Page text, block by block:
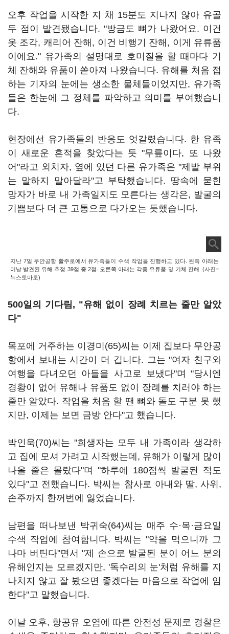
오후 작업을 시작한 지 채 15분도 지나지 않아 유골
두 점이 발견됐습니다. "방금도 뼈가 나왔어요. 이건
옷 조각, 캐리어 잔해, 이건 비행기 잔해, 이게 유류품
이에요." 유가족의 설명대로 호미질을 할 때마다 기
체 잔해와 유품이 쏟아져 나왔습니다. 유해를 처음 접
하는 기자의 눈에는 생소한 물체들이었지만, 유가족
들은 한눈에 그 정체를 파악하고 의미를 부여했습니
다.
현장에선 유가족들의 반응도 엇갈렸습니다. 한 유족
이 새로운 흔적을 찾았다는 듯 "무릎이다, 또 나왔
어"라고 외치자, 옆에 있던 다른 유가족은 "제발 부위
는 말하지 말아달라"고 부탁했습니다. 땅속에 묻힌
망자가 바로 내 가족일지도 모른다는 생각은, 발굴의
기쁨보다 더 큰 고통으로 다가오는 듯했습니다.
지난 7일 무안공항 활주로에서 유가족들이 수색 작업을 진행하고 있다. 왼쪽 아래는
이날 발견된 유해 추정 39점 중 2점. 오른쪽 아래는 각종 유류품 및 기체 잔해. (사진=
뉴스토마토)
500일의 기다림, "유해 없이 장례 치르는 줄만 알았
다"
목포에 거주하는 이경미(65)씨는 이제 집보다 무안공
항에서 보내는 시간이 더 깁니다. 그는 "여자 친구와
여행을 다녀오던 아들을 사고로 보냈다"며 "당시엔
경황이 없어 유해나 유품도 없이 장례를 치러야 하는
줄만 알았다. 작업을 처음 할 땐 뼈와 돌도 구분 못 했
지만, 이제는 보면 금방 안다"고 했습니다.
박인욱(70)씨는 "희생자는 모두 내 가족이라 생각하
고 집에 모셔 가려고 시작했는데, 유해가 이렇게 많이
나올 줄은 몰랐다"며 "하루에 180점씩 발굴된 적도
있다"고 전했습니다. 박씨는 참사로 아내와 딸, 사위,
손주까지 한꺼번에 잃었습니다.
남편을 떠나보낸 박귀숙(64)씨는 매주 수·목·금요일
수색 작업에 참여합니다. 박씨는 "약을 먹으니까 그
나마 버틴다"면서 "제 손으로 발굴된 분이 어느 분의
유해인지는 모르겠지만, '독수리의 눈'처럼 유해를 지
나치지 않고 잘 봤으면 좋겠다는 마음으로 작업에 임
한다"고 말했습니다.
이날 오후, 항공유 오염에 따른 안전성 문제로 경찰은